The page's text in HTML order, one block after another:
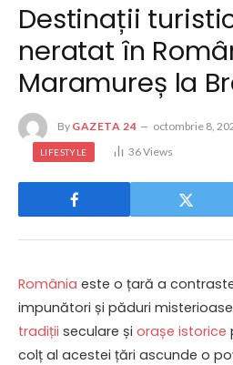
Destinații
neratat în
Maramureș la
By GAZETA 24 octombrie 8,
LIFESTYLE 36Views
România este o țară a
impunători și păduri
tradiții seculare și orașe istorice
colț al acestei țări ascunde o